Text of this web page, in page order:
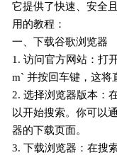
它提供了快速、安全
用的教程：
一、下载谷歌浏览器
1. 访问官方网站：打
m` 并按回车键，这将
2. 选择浏览器版本：
以开始搜索。你可以
器的下载页面。
3. 下载浏览器：在搜